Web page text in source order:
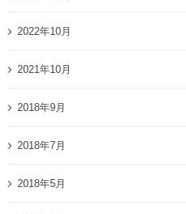
2022年10月
2021年10月
2018年9月
2018年7月
2018年5月